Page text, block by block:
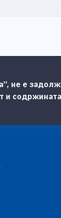
не е
и